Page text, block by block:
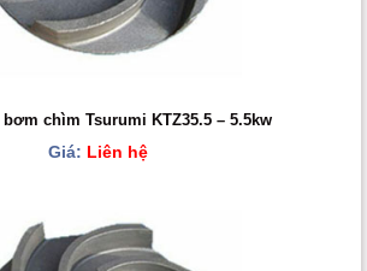
bơm chìm Tsurumi KTZ35.5 – 5.5kw
Giá: Liên hệ